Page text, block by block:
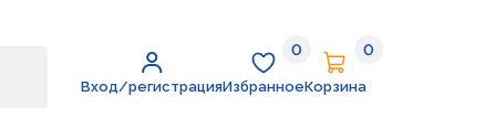
Вход/регистрация
Избранное
0
Избранное
Корзина
0
Корзина